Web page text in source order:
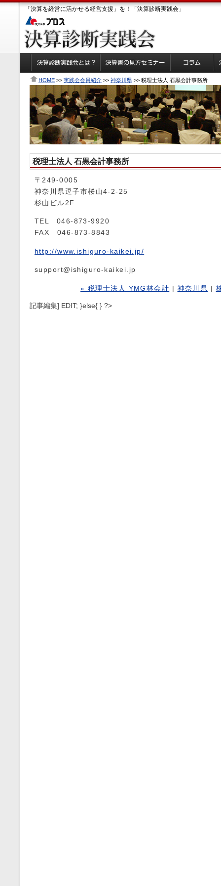
「決算を経営に活かせる経営支援」を！「決算診断実践会」
HOME >> 実践会会員紹介 >> 神奈川県 >> 税理士法人 石黒会計事務所
税理士法人 石黒会計事務所
〒249-0005
神奈川県逗子市桜山4-2-25
杉山ビル2F
TEL 046-873-9920
FAX 046-873-8843
http://www.ishiguro-kaikei.jp/
support@ishiguro-kaikei.jp
« 税理士法人 YMG林会計 | 神奈川県 |
記事編集] EDIT; }else{ } ?>